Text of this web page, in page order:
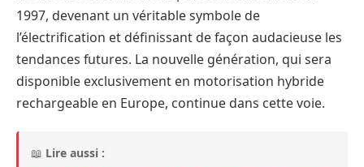
1997, devenant un véritable symbole de
l’électrification et définissant de façon audacieuse les
tendances futures. La nouvelle génération, qui sera
disponible exclusivement en motorisation hybride
rechargeable en Europe, continue dans cette voie.
📖 Lire aussi :